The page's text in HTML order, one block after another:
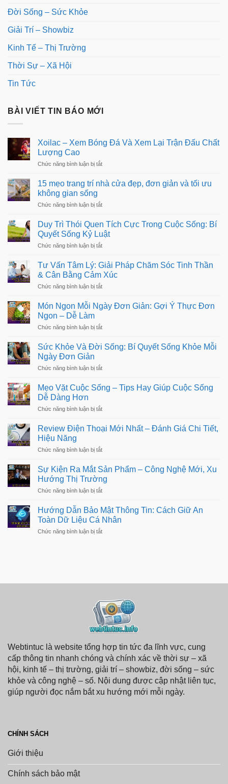
Đời Sống – Sức Khỏe
Giải Trí – Showbiz
Kinh Tế – Thị Trường
Thời Sự – Xã Hội
Tin Tức
BÀI VIẾT TIN BÁO MỚI
Xoilac – Xem Bóng Đá Và Xem Lại Trận Đấu Chất
Lượng Cao
Chức năng bình luận bị tắtở
Xem
Lại
Trận
Đấu
Chất
Cao
15 mẹo trang trí nhà cửa đẹp, đơn giản và tối ưu
không gian sống
Chức năng bình luận bị tắtở
mẹo
trang
trí
đơn
giản
tối
không
gian
Duy Trì Thói Quen Tích Cực Trong Cuộc Sống: Bí
Quyết Sống Kỷ Luật
Chức năng bình luận bị tắtở
Trì
Thói
Quen
Cuộc
Quyết
Kỷ
Tư Vấn Tâm Lý: Giải Pháp Chăm Sóc Tinh Thần
& Cân Bằng Cảm Xúc
Chức năng bình luận bị tắtở
Vấn
Tâm
Sóc
&
Bằng
Cảm
Món Ngon Mỗi Ngày Đơn Giản: Gợi Ý Thực Đơn
Ngon – Dễ Làm
Chức năng bình luận bị tắtở
Ngon
Mỗi
Ý
Ngon
Dễ
Làm
Sức Khỏe Và Đời Sống: Bí Quyết Sống Khỏe Mỗi
Ngày Đơn Giản
Chức năng bình luận bị tắtở
Và
Sống
Ngày
Giản
Mẹo Vặt Cuộc Sống – Tips Hay Giúp Cuộc Sống
Dễ Dàng Hơn
Chức năng bình luận bị tắtở
Cuộc
Giúp
Cuộc
Sống
Dễ
Hơn
Review Điện Thoại Mới Nhất – Đánh Giá Chi Tiết,
Hiệu Năng
Chức năng bình luận bị tắtở
Điện
Thoại
Mới
Giá
Chi
Hiệu
Sự Kiện Ra Mắt Sản Phẩm – Công Nghệ Mới, Xu
Hướng Thị Trường
Chức năng bình luận bị tắtở
Kiện
Ra
Mắt
Hướng Dẫn Bảo Mật Thông Tin: Cách Giữ An
Toàn Dữ Liệu Cá Nhân
Chức năng bình luận bị tắtở
Cách
An
Toàn
Dữ
Liệu
Cá
Webtintuc là website tổng hợp tin tức đa lĩnh vực, cung
cấp thông tin nhanh chóng và chính xác về thời sự – xã
hội, kinh tế – thị trường, giải trí – showbiz, đời sống – sức
khỏe và công nghệ – số. Nội dung được cập nhật liên tục,
giúp người đọc nắm bắt xu hướng mới mỗi ngày.
CHÍNH SÁCH
Giới thiệu
Chính sách bảo mật